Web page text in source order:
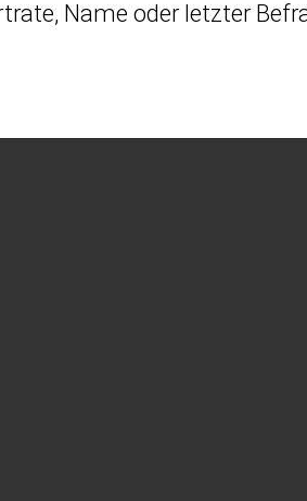
Name oder letzter